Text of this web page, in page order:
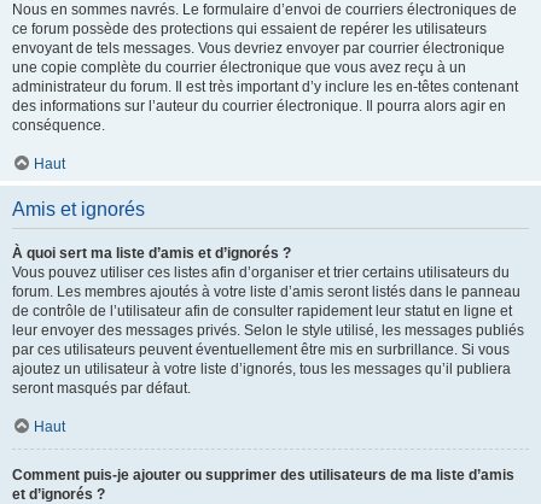
Nous en sommes navrés. Le formulaire d’envoi de courriers électroniques de
ce forum possède des protections qui essaient de repérer les utilisateurs
envoyant de tels messages. Vous devriez envoyer par courrier électronique
une copie complète du courrier électronique que vous avez reçu à un
administrateur du forum. Il est très important d’y inclure les en-têtes contenant
des informations sur l’auteur du courrier électronique. Il pourra alors agir en
conséquence.
Haut
Amis et ignorés
À quoi sert ma liste d’amis et d’ignorés ?
Vous pouvez utiliser ces listes afin d’organiser et trier certains utilisateurs du
forum. Les membres ajoutés à votre liste d’amis seront listés dans le panneau
de contrôle de l’utilisateur afin de consulter rapidement leur statut en ligne et
leur envoyer des messages privés. Selon le style utilisé, les messages publiés
par ces utilisateurs peuvent éventuellement être mis en surbrillance. Si vous
ajoutez un utilisateur à votre liste d’ignorés, tous les messages qu’il publiera
seront masqués par défaut.
Haut
Comment puis-je ajouter ou supprimer des utilisateurs de ma liste d’amis
et d’ignorés ?